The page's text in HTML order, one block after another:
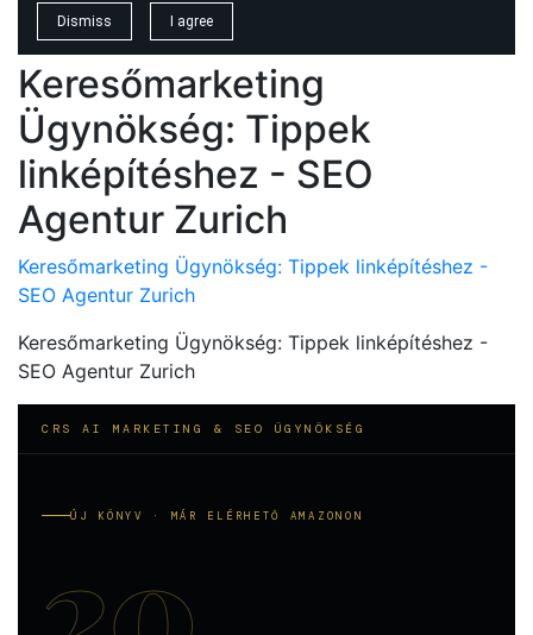
Keresőmarketing
Ügynökség: Tippek
linképítéshez - SEO
Agentur Zurich
Keresőmarketing Ügynökség: Tippek linképítéshez -
SEO Agentur Zurich
Keresőmarketing Ügynökség: Tippek linképítéshez -
SEO Agentur Zurich